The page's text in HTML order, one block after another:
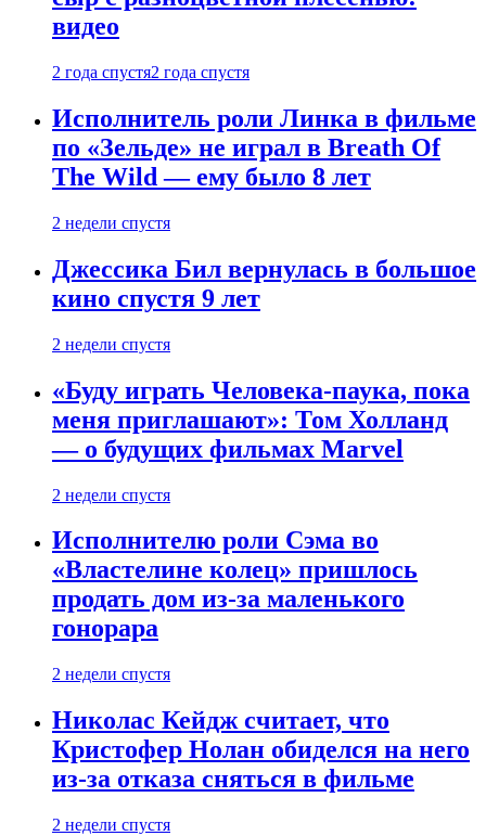
видео
2 года спустя2 года спустя
Исполнитель роли Линка в фильме
по «Зельде» не играл в Breath Of
The Wild — ему было 8 лет
2 недели спустя
Джессика Бил вернулась в большое
кино спустя 9 лет
2 недели спустя
«Буду играть Человека-паука, пока
меня приглашают»: Том Холланд
— о будущих фильмах Marvel
2 недели спустя
Исполнителю роли Сэма во
«Властелине колец» пришлось
продать дом из-за маленького
гонорара
2 недели спустя
Николас Кейдж считает, что
Кристофер Нолан обиделся на него
из-за отказа сняться в фильме
2 недели спустя